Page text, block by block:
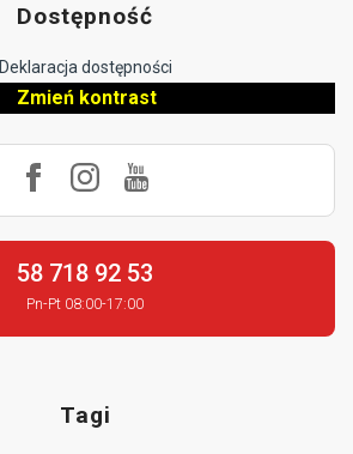
Dostępność
Deklaracja dostępności
Zmień kontrast
58 718 92 53
Pn-Pt 08:00-17:00
Tagi